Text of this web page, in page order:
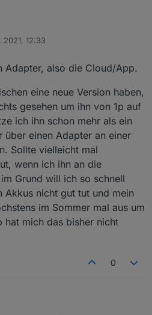
entgültig erledigt hätte. Den go-e
am einlesen in die Thematik, da
in Betrieb nehmen will.
kann der go-e charger mit deren
von 1P auf 3P aber wohl nicht
2021, 12:33
Adapter, also die Cloud/App.
eine neue Version haben,
gesehen um ihn von 1p auf
ich ihn schon mehr als ein
über einen Adapter an einer
Sollte vielleicht mal
wenn ich ihn an die
Grund will ich so schnell
Akkus nicht gut tut und mein
im Sommer mal aus um
hat mich das bisher nicht
0